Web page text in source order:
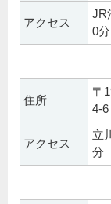
アクセス
JR
0分
住所
〒
4-
アクセス
立
分